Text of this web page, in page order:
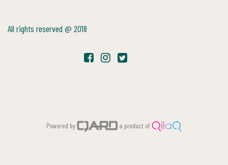
All rights reserved @ 2018
Powered by a product of